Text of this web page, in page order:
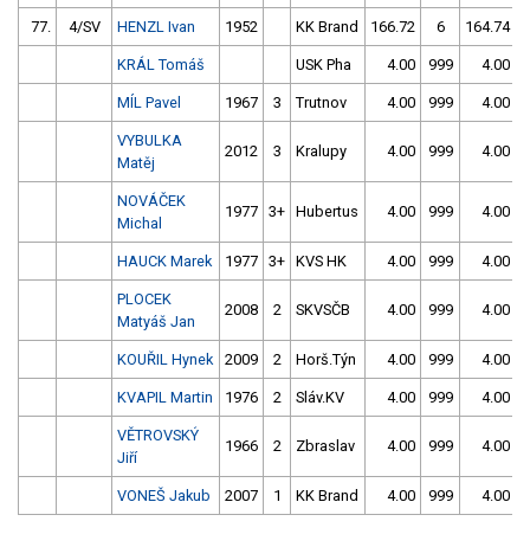
77. 4/SV HENZL Ivan 1952 KK Brand 166.72 6 164.74
KRÁL Tomáš USK Pha 4.00 999 4.00
MÍL Pavel 1967 3 Trutnov 4.00 999 4.00
VYBULKA
Matěj
2012 3 Kralupy 4.00 999 4.00
NOVÁČEK
Michal
1977 3+ Hubertus 4.00 999 4.00
HAUCK Marek 1977 3+ KVS HK 4.00 999 4.00
PLOCEK
Matyáš Jan
2008 2 SKVSČB 4.00 999 4.00
KOUŘIL Hynek 2009 2 Horš.Týn 4.00 999 4.00
KVAPIL Martin 1976 2 Sláv.KV 4.00 999 4.00
VĚTROVSKÝ
Jiří
1966 2 Zbraslav 4.00 999 4.00
VONEŠ Jakub 2007 1 KK Brand 4.00 999 4.00